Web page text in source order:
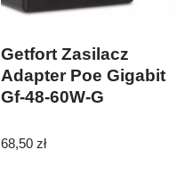
Getfort Zasilacz
Adapter Poe Gigabit
Gf-48-60W-G
68,50zł